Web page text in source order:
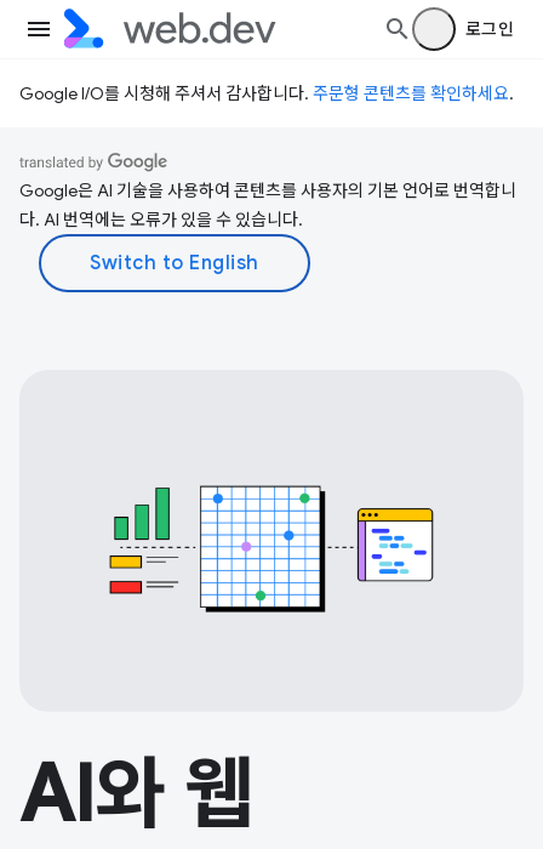
로그인
Google I/O를 시청해 주셔서 감사합니다. 주문형 콘텐츠를 확인하세요.
Google은 AI 기술을 사용하여 콘텐츠를 사용자의 기본 언어로 번역합니
다. AI 번역에는 오류가 있을 수 있습니다.
AI와 웹